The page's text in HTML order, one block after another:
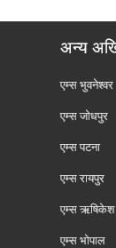
अन्य
एम्‍स भुवनेश्वर
एम्‍स जोधपुर
एम्‍स पटना
एम्‍स रायपुर
एम्‍स ऋषिकेश
एम्‍स भोपाल